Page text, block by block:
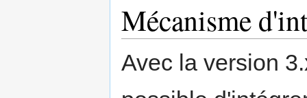
Mécanisme
Avec la version